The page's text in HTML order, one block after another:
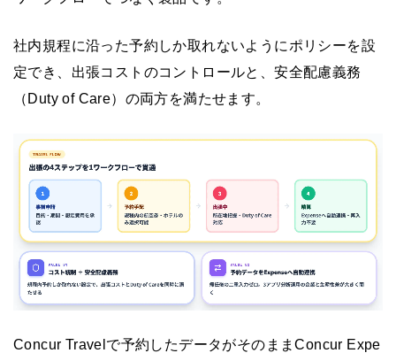
社内規程に沿った予約しか取れないようにポリシーを設
定でき、出張コストのコントロールと、安全配慮義務
（Duty of Care）の両方を満たせます。
Concur Travelで予約したデータがそのままConcur Expe